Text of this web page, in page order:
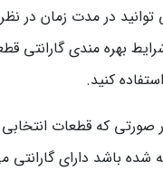
در مدت زمان در
بهره مندی گارانتی
کنید.
صورتی که قطعات
شده باشد دارای گارانتی